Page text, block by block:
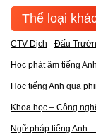
Thể loại
CTV Dịch Đấu
Học phát âm tiếng Anh
Học tiếng Anh qua
Khoa học – Công
Ngữ pháp tiếng Anh